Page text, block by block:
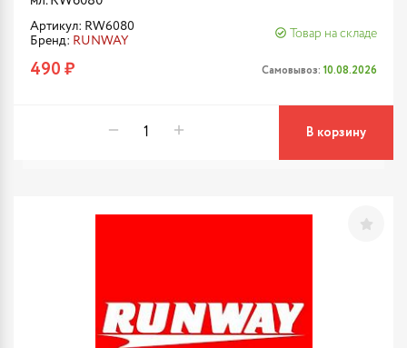
Артикул: RW6080
Бренд: RUNWAY
Товар на складе
490 ₽ Самовывоз: 10.08.2026
В корзину